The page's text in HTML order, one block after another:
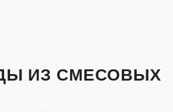
ИЗ СМЕСОВЫХ